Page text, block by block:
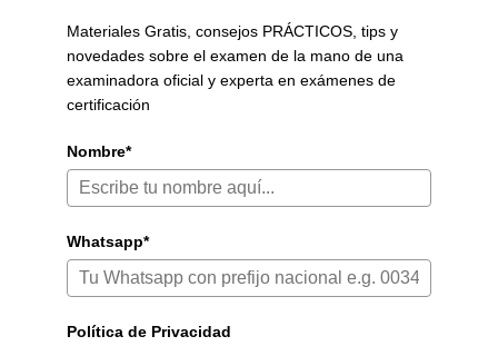
Materiales Gratis, consejos PRÁCTICOS, tips y
novedades sobre el examen de la mano de una
examinadora oficial y experta en exámenes de
certificación
Nombre*
Whatsapp*
Política de Privacidad